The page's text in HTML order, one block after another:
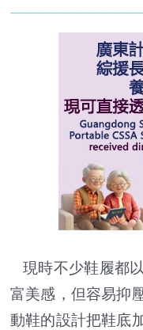
現時不少鞋履都
富美感，但容易抑
動鞋的設計把鞋底